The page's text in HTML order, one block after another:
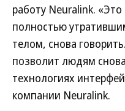
работу Neuralink.
полностью
телом, снова
позволит людям
технологиях
компании Neuralink.